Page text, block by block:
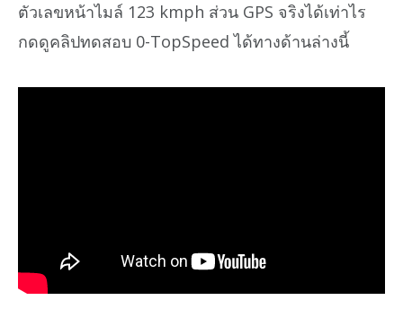
ตัวเลขหน้าไมล์ 123 kmph ส่วน GPS จริงได้เท่าไร
กดดูคลิปทดสอบ 0-TopSpeed ได้ทางด้านล่างนี้